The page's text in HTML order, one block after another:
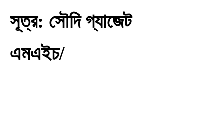
সূত্র: সৌদি গ্যাজেট
এমএইচ/